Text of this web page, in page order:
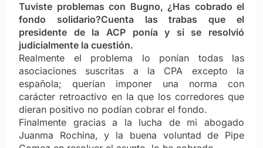
Tuviste problemas con Bugno, ¿Has cobrado el
fondo solidario?Cuenta las trabas que el
presidente de la ACP ponía y si se resolvió
judicialmente la cuestión.
Realmente el problema lo ponían todas las
asociaciones suscritas a la CPA excepto la
española; querían imponer una norma con
carácter retroactivo en la que los corredores que
dieran positivo no podían cobrar el fondo.
Finalmente gracias a la lucha de mi abogado
Juanma Rochina, y la buena voluntad de Pipe